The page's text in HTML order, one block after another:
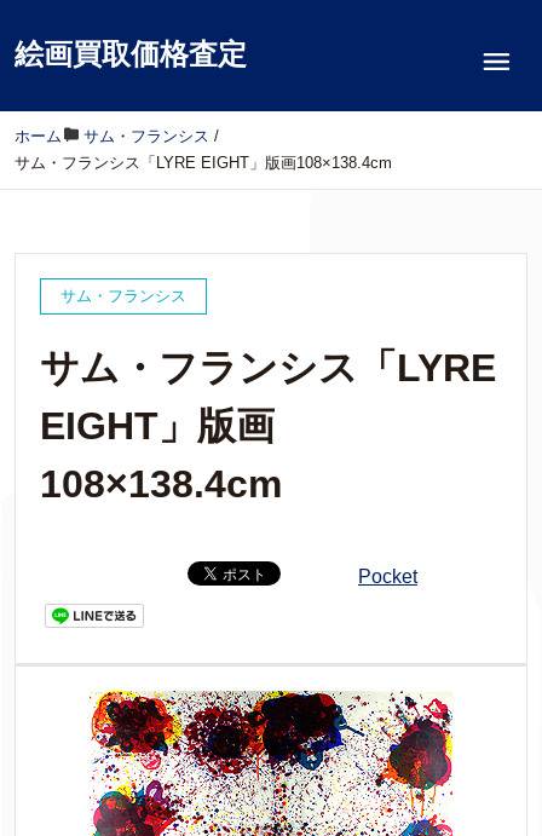
絵画買取価格査定
ホーム / サム・フランシス /
サム・フランシス「LYRE EIGHT」版画108×138.4cm
サム・フランシス
サム・フランシス「LYRE
EIGHT」版画
108×138.4cm
Pocket